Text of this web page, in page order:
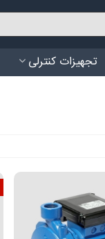
تجهیزات کنترلی